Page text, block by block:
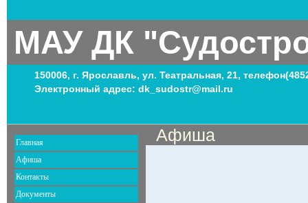
МАУ ДК
150006, г. Ярославль, ул. Театральная, 21,
Электронный адрес: dk_sudostr@mail.ru
Главная
Афиша
Контакты
Документы
Афиша